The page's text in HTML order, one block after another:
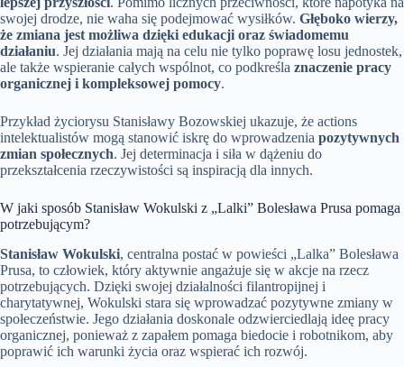
swojej drodze, nie waha się podejmować wysiłków. Głęboko wierzy,
że zmiana jest możliwa dzięki edukacji oraz świadomemu
działaniu. Jej działania mają na celu nie tylko poprawę losu jednostek,
ale także wspieranie całych wspólnot, co podkreśla znaczenie pracy
organicznej i kompleksowej pomocy.
Przykład życiorysu Stanisławy Bozowskiej ukazuje, że actions
intelektualistów mogą stanowić iskrę do wprowadzenia pozytywnych
zmian społecznych. Jej determinacja i siła w dążeniu do
przekształcenia rzeczywistości są inspiracją dla innych.
W jaki sposób Stanisław Wokulski z „Lalki” Bolesława Prusa pomaga
potrzebującym?
Stanisław Wokulski, centralna postać w powieści „Lalka” Bolesława
Prusa, to człowiek, który aktywnie angażuje się w akcje na rzecz
potrzebujących. Dzięki swojej działalności filantropijnej i
charytatywnej, Wokulski stara się wprowadzać pozytywne zmiany w
społeczeństwie. Jego działania doskonale odzwierciedlają ideę pracy
organicznej, ponieważ z zapałem pomaga biedocie i robotnikom, aby
poprawić ich warunki życia oraz wspierać ich rozwój.